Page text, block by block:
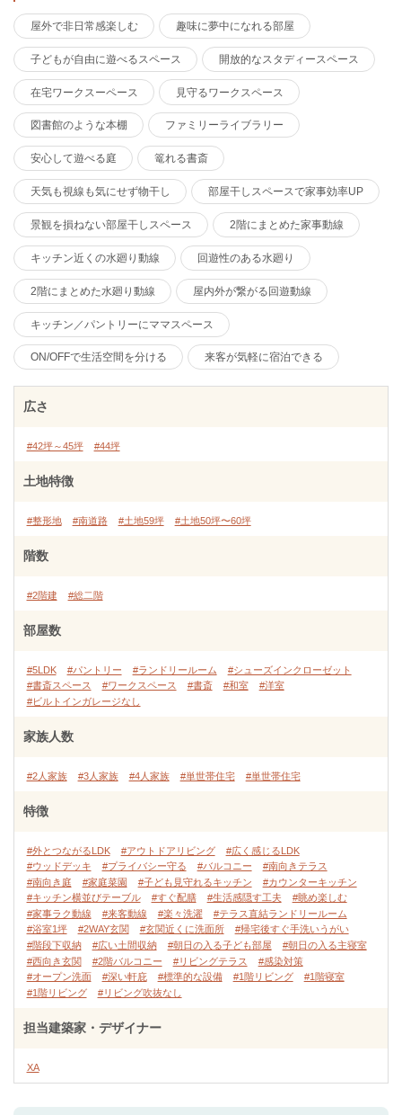
屋外で非日常感楽しむ 趣味に夢中になれる部屋
子どもが自由に遊べるスペース 開放的なスタディースペース
在宅ワークスーペース 見守るワークスペース
図書館のような本棚 ファミリーライブラリー
安心して遊べる庭 篭れる書斎
天気も視線も気にせず物干し 部屋干しスペースで家事効率UP
景観を損ねない部屋干しスペース 2階にまとめた家事動線
キッチン近くの水廻り動線 回遊性のある水廻り
2階にまとめた水廻り動線 屋内外が繋がる回遊動線
キッチン／パントリーにママスペース
ON/OFFで生活空間を分ける 来客が気軽に宿泊できる
広さ
#42坪～45坪 #44坪
土地特徴
#整形地 #南道路 #土地59坪 #土地50坪〜60坪
階数
#2階建 #総二階
部屋数
#5LDK #パントリー #ランドリールーム
#シューズインクローゼット
#書斎スペース
#ワークスペース #書斎 #和室
#洋室
#ビルトインガレージなし
家族人数
#2人家族 #3人家族 #4人家族 #単世帯住宅 #単世帯住宅
特徴
#外とつながるLDK #アウトドアリビング
#広く感じるLDK
#ウッドデッキ
#プライバシー守る #バルコニー
#南向きテラス
#南向き庭
#家庭菜園 #子ども見守れるキッチン
#カウンターキッチン
#キッチン横並びテーブル
#すぐ配膳 #生活感隠す工夫
#眺め楽しむ
#家事ラク動線
#来客動線 #楽々洗濯
#テラス直結ランドリールーム
#浴室1坪
#2WAY玄関 #玄関近くに洗面所
#帰宅後すぐ手洗いうがい
#階段下収納
#広い土間収納 #朝日の入る子ども部屋
#朝日の入る主寝室
#西向き玄関
#2階バルコニー #リビングテラス
#感染対策
#オープン洗面
#深い軒庇 #標準的な設備 #1階リビング
#1階寝室
#1階リビング
#リビング吹抜なし
担当建築家・デザイナー
XA